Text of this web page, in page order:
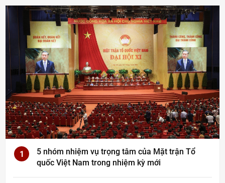
1
5 nhóm nhiệm vụ trọng tâm của Mặt trận Tổ
quốc Việt Nam trong nhiệm kỳ mới